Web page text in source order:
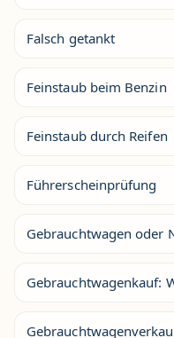
Falsch getankt
Feinstaub beim Benzin
Feinstaub durch Reifen
Führerscheinprüfung
Gebrauchtwagen oder
Gebrauchtwagenkauf: